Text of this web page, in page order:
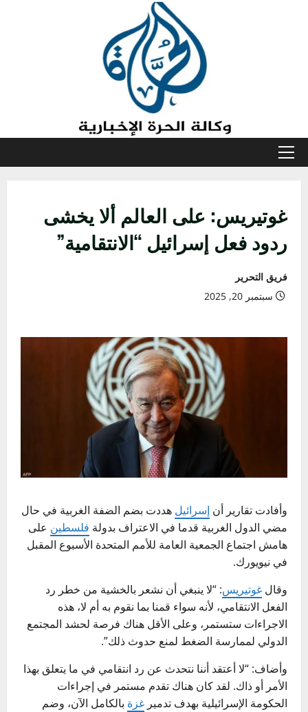
القائمة
غوتيريس: على العالم ألا يخشى
ردود فعل إسرائيل “الانتقامية”
فريق التحرير
سبتمبر 20, 2025
وأفادت تقارير أن إسرائيل هددت بضم الضفة الغربية في حال
مضي الدول الغربية قدما في الاعتراف بدولة فلسطين على
هامش اجتماع الجمعية العامة للأمم المتحدة الأسبوع المقبل
في نيويورك.
وقال غوتيريس: “لا ينبغي أن نشعر بالخشية من خطر رد
الفعل الانتقامي، لأنه سواء قمنا بما نقوم به أم لا، هذه
الاجراءات ستستمر، وعلى الأقل هناك فرصة لحشد المجتمع
الدولي لممارسة الضغط لمنع حدوث ذلك”.
وأضاف: “لا أعتقد أننا نتحدث عن رد انتقامي في ما يتعلق بهذا
الأمر أو ذاك. لقد كان هناك تقدم مستمر في إجراءات
الحكومة الإسرائيلية بهدف تدمير غزة بالكامل الآن، وضم